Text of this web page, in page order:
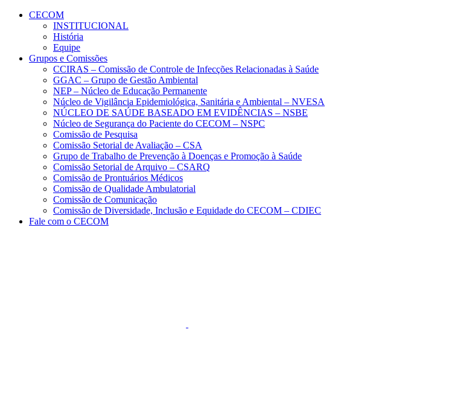
Conteúdo principal
CECOM
INSTITUCIONAL
História
Equipe
Grupos e Comissões
CCIRAS – Comissão de Controle de Infecções Relacionadas à Saúde
GGAC – Grupo de Gestão Ambiental
NEP – Núcleo de Educação Permanente
Núcleo de Vigilância Epidemiológica, Sanitária e Ambiental – NVESA
NÚCLEO DE SAÚDE BASEADO EM EVIDÊNCIAS – NSBE
Núcleo de Segurança do Paciente do CECOM – NSPC
Comissão de Pesquisa
Comissão Setorial de Avaliação – CSA
Grupo de Trabalho de Prevenção à Doenças e Promoção à Saúde
Comissão Setorial de Arquivo – CSARQ
Comissão de Prontuários Médicos
Comissão de Qualidade Ambulatorial
Comissão de Comunicação
Comissão de Diversidade, Inclusão e Equidade do CECOM – CDIEC
Fale com o CECOM